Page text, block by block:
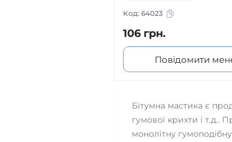
Код: 64023
106 грн.
Повідомити
Бітумна мастика є
гумової крихти і т.д..
монолітну